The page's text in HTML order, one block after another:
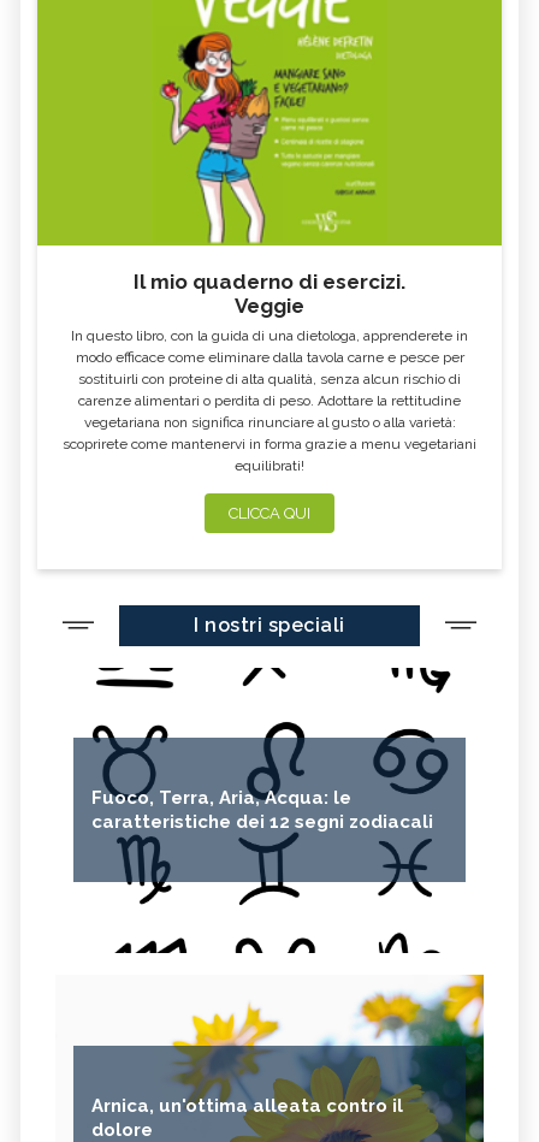
Il mio quaderno di esercizi.
Veggie
In questo libro, con la guida di una dietologa, apprenderete in
modo efficace come eliminare dalla tavola carne e pesce per
sostituirli con proteine di alta qualità, senza alcun rischio di
carenze alimentari o perdita di peso. Adottare la rettitudine
vegetariana non significa rinunciare al gusto o alla varietà:
scoprirete come mantenervi in forma grazie a menu vegetariani
equilibrati!
CLICCA QUI
I nostri speciali
Fuoco, Terra, Aria, Acqua: le
caratteristiche dei 12 segni zodiacali
Arnica, un'ottima alleata contro il
dolore